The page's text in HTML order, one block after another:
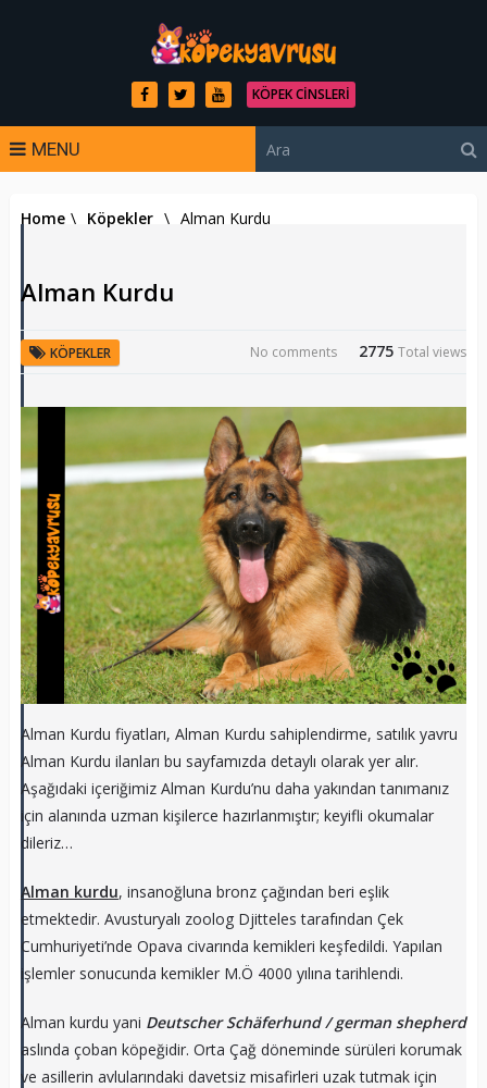
KÖPEK CINSLERI
MENU
Home \ Köpekler \ Alman Kurdu
Alman Kurdu
KÖPEKLER 2775Total views
No comments
Alman Kurdu fiyatları, Alman Kurdu sahiplendirme, satılık yavru
Alman Kurdu ilanları bu sayfamızda detaylı olarak yer alır.
Aşağıdaki içeriğimiz Alman Kurdu’nu daha yakından tanımanız
için alanında uzman kişilerce hazırlanmıştır; keyifli okumalar
dileriz…
Alman kurdu, insanoğluna bronz çağından beri eşlik
etmektedir. Avusturyalı zoolog Djitteles tarafından Çek
Cumhuriyeti’nde Opava civarında kemikleri keşfedildi. Yapılan
işlemler sonucunda kemikler M.Ö 4000 yılına tarihlendi.
Alman kurdu yani Deutscher Schäferhund / german shepherd
aslında çoban köpeğidir. Orta Çağ döneminde sürüleri korumak
ve asillerin avlularındaki davetsiz misafirleri uzak tutmak için